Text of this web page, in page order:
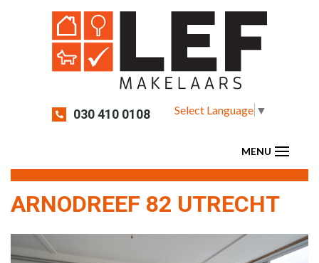
030 410 0108 Select Language ▼
ARNODREEF 82 UTRECHT